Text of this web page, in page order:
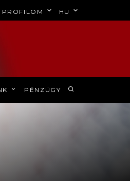
PROFILOM HU
PÉNZÜGY